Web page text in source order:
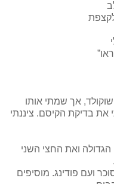
אך שמתי אותו
40 דק’ וביצעתי את בדיקת הקיסם. ציננתי
הגדולה ואת החצי השני
ועם פודינג. מוסיפים